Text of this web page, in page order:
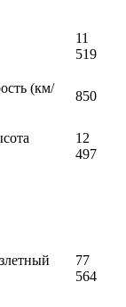
11
519
(км/
850
12
497
77
564